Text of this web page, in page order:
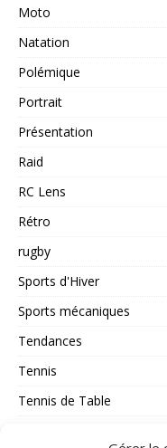
Moto
Natation
Polémique
Portrait
Présentation
Raid
RC Lens
Rétro
rugby
Sports d'Hiver
Sports mécaniques
Tendances
Tennis
Tennis de Table